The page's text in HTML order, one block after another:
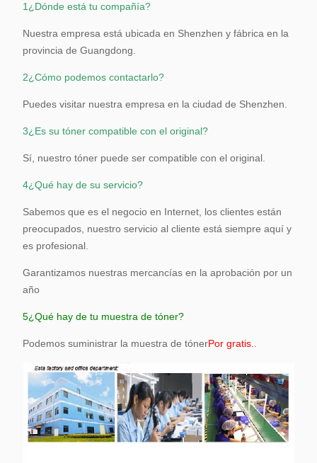
1¿Dónde está tu compañía?
Nuestra empresa está ubicada en Shenzhen y fábrica en la
provincia de Guangdong.
2¿Cómo podemos contactarlo?
Puedes visitar nuestra empresa en la ciudad de Shenzhen.
3¿Es su tóner compatible con el original?
Sí, nuestro tóner puede ser compatible con el original.
4¿Qué hay de su servicio?
Sabemos que es el negocio en Internet, los clientes están
preocupados, nuestro servicio al cliente está siempre aquí y
es profesional.
Garantizamos nuestras mercancías en la aprobación por un
año
5¿Qué hay de tu muestra de tóner?
Podemos suministrar la muestra de tónerPor gratis.